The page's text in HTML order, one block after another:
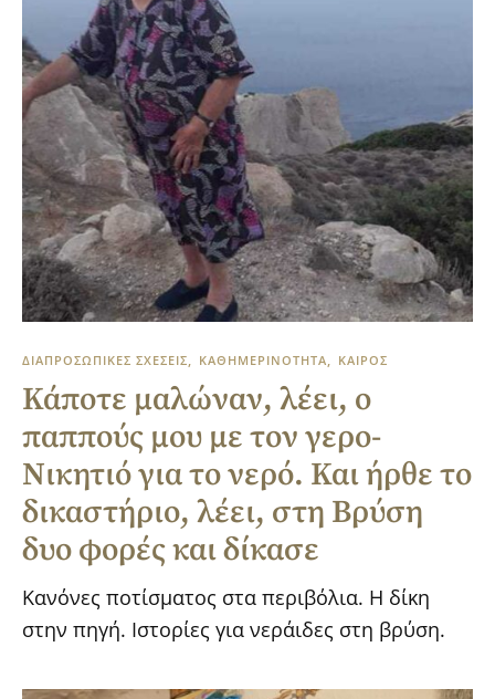
ΔΙΑΠΡΟΣΩΠΙΚΕΣ ΣΧΕΣΕΙΣ ΚΑΘΗΜΕΡΙΝΟΤΗΤΑ ΚΑΙΡΟΣ
Κάποτε μαλώναν, λέει, ο
παππούς μου με τον γερο-
Νικητιό για το νερό. Και ήρθε το
δικαστήριο, λέει, στη Βρύση
δυο φορές και δίκασε
Κανόνες ποτίσματος στα περιβόλια. Η δίκη
στην πηγή. Ιστορίες για νεράιδες στη βρύση.